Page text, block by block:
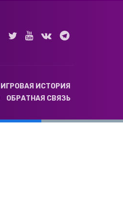
ИГРОВАЯ ИСТОРИЯ
ОБРАТНАЯ СВЯЗЬ